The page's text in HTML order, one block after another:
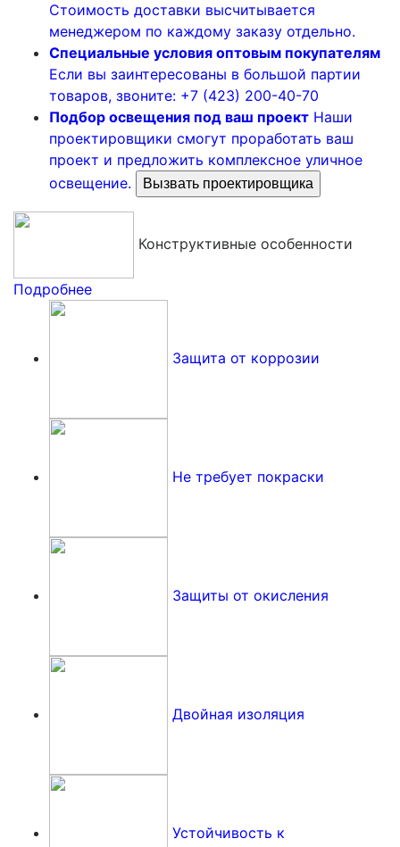
Стоимость доставки высчитывается
менеджером по каждому заказу отдельно.
Специальные условия оптовым покупателям
Если вы заинтересованы в большой партии
товаров, звоните: +7 (423) 200-40-70
Подбор освещения под ваш проект Наши
проектировщики смогут проработать ваш
проект и предложить комплексное уличное
освещение.
Вызвать проектировщика
Конструктивные особенности
Подробнее
Защита от коррозии
Не требует покраски
Защиты от окисления
Двойная изоляция
Устойчивость к